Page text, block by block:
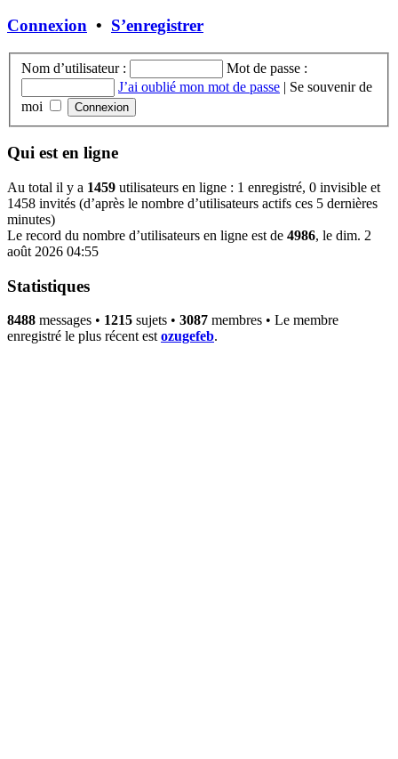
Connexion • S’enregistrer
Nom d’utilisateur :
Mot de passe :
J’ai oublié mon mot de passe | Se souvenir de
moi
Qui est en ligne
Au total il y a 1459 utilisateurs en ligne : 1 enregistré, 0 invisible et
1458 invités (d’après le nombre d’utilisateurs actifs ces 5 dernières
minutes)
Le record du nombre d’utilisateurs en ligne est de 4986, le dim. 2
août 2026 04:55
Statistiques
8488 messages • 1215 sujets • 3087 membres • Le membre
enregistré le plus récent est ozugefeb.